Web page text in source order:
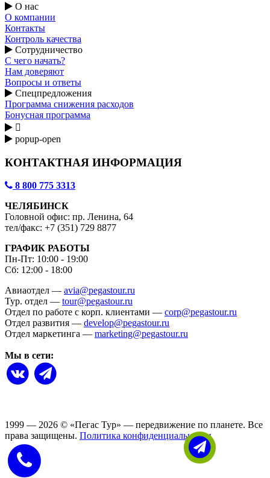
О нас
О компании
Контакты
Контроль качества
Сотрудничество
С чего начать?
Нам доверяют
Вопросы и ответы
Спецпредложения
Программа снижения расходов
Бонусная программа

popup-open
КОНТАКТНАЯ ИНФОРМАЦИЯ
8 800 775 3313
ЧЕЛЯБИНСК
Головной офис: пр. Ленина, 64
тел/факс: +7 (351) 729 8877
ГРАФИК РАБОТЫ
Пн-Пт: 10:00 - 19:00
Сб: 12:00 - 18:00
Авиаотдел — avia@pegastour.ru
Тур. отдел — tour@pegastour.ru
Отдел по работе с корп. клиентами — corp@pegastour.ru
Отдел развития — develop@pegastour.ru
Отдел маркетинга — marketing@pegastour.ru
Мы в сети:
1999 — 2026 © «Пегас Тур» — передвижение по планете. Все
права защищены. Политика конфиденциальности